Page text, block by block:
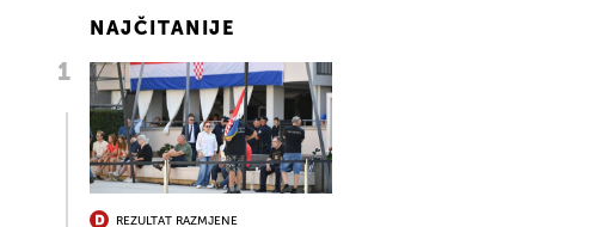
NAJČITANIJE
REZULTAT RAZMJENE